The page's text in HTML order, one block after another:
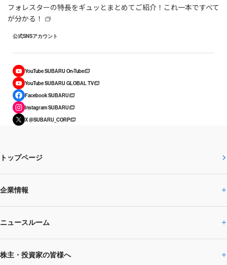
フォレスターの特長をギュッとまとめてご紹介！これ一本ですべて
が分かる！
公式SNSアカウント
YouTube SUBARU On-Tube
YouTube SUBARU GLOBAL TV
Facebook SUBARU
Instagram SUBARU
X @SUBARU_CORP
トップページ
企業情報
企業情報トップ
SUBARUのありたい姿
ニュースルーム
ニュースルームトップ
株主・投資家の皆様へ